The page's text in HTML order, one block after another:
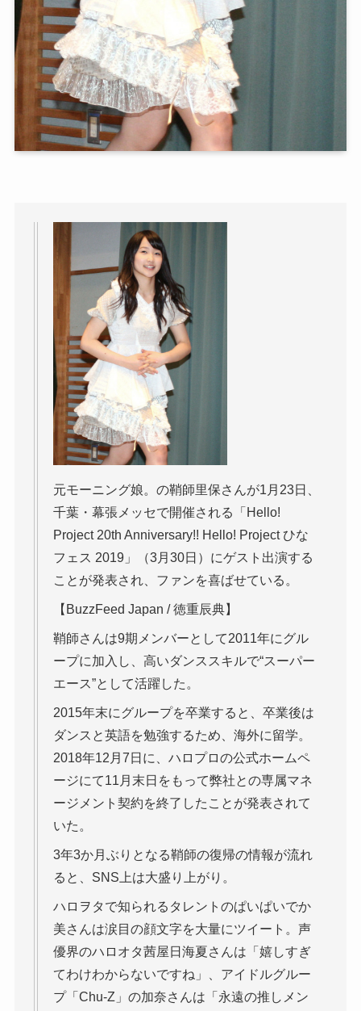
元モーニング娘。の鞘師里保さんが1月23日、
千葉・幕張メッセで開催される「Hello!
Project 20th Anniversary!! Hello! Project ひな
フェス 2019」（3月30日）にゲスト出演する
ことが発表され、ファンを喜ばせている。
【BuzzFeed Japan / 徳重辰典】
鞘師さんは9期メンバーとして2011年にグル
ープに加入し、高いダンススキルで“スーパー
エース”として活躍した。
2015年末にグループを卒業すると、卒業後は
ダンスと英語を勉強するため、海外に留学。
2018年12月7日に、ハロプロの公式ホームペ
ージにて11月末日をもって弊社との専属マネ
ージメント契約を終了したことが発表されて
いた。
3年3か月ぶりとなる鞘師の復帰の情報が流れ
ると、SNS上は大盛り上がり。
ハロヲタで知られるタレントのぱいぱいでか
美さんは涙目の顔文字を大量にツイート。声
優界のハロオタ茜屋日海夏さんは「嬉しすぎ
てわけわからないですね」、アイドルグルー
プ「Chu-Z」の加奈さんは「永遠の推しメン